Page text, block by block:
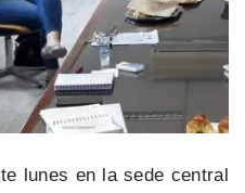
lunes en la sede central